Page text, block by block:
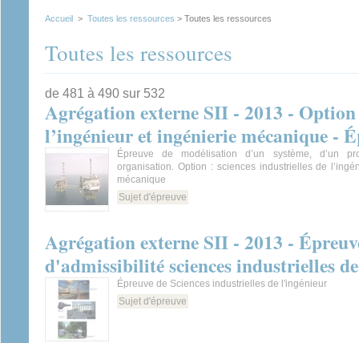
Accueil > Toutes les ressources > Toutes les ressources
Toutes les ressources
de 481 à 490 sur 532
Agrégation externe SII - 2013 -
l’ingénieur et ingénierie mécanique -
Épreuve de modélisation d’un système, d’un
organisation. Option : sciences industrielles de
mécanique
Sujet d'épreuve
Agrégation externe SII - 2013 -
d'admissibilité sciences industrielles
Épreuve de Sciences industrielles de l'ingénieur
Sujet d'épreuve